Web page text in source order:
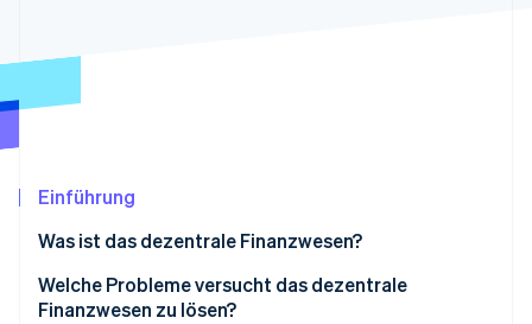
Start-up-Gründung
Climate
Erfahren Sie, wie Stripe Lösungen für die
Jetzt ansehen
Einführung
Was ist das dezentrale Finanzwesen?
Welche Probleme versucht das dezentrale
Finanzwesen zu lösen?